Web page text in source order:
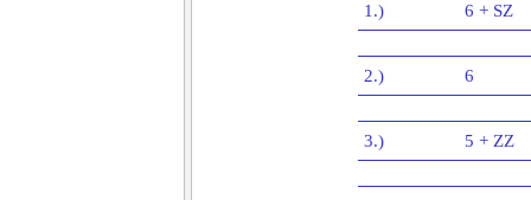
1.) 6 + SZ
2.) 6
3.) 5 + ZZ